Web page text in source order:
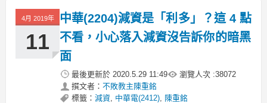
4月 2019年
11
中華(2204)減資是「利多」？這 4 點
不看，小心落入減資沒告訴你的暗黑
面
最後更新於 2020.5.29 11:49 瀏覽人次 :38072
撰文者： 不敗教主陳重銘
標籤： 減資, 中華電(2412), 陳重銘